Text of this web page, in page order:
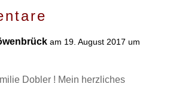
am 19. August 2017 um
Dobler ! Mein herzliches